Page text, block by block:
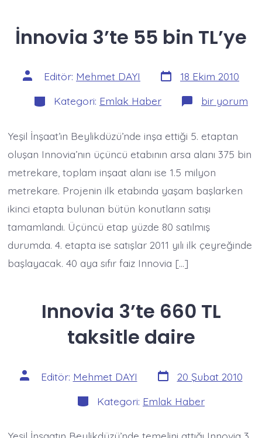
İnnovia 3’te 55 bin TL’ye
Yazının
yazarı
Editör: Mehmet DAYI Yazı
tarihi
18 Ekim 2010
Kategoriler
Kategori: Emlak Haber İnnovia
3’te
bin
TL’ye
için
bir yorum
Yeşil İnşaat’ın Beylikdüzü’nde inşa ettiği 5. etaptan
oluşan Innovia’nın üçüncü etabının arsa alanı 375 bin
metrekare, toplam inşaat alanı ise 1.5 milyon
metrekare. Projenin ilk etabında yaşam başlarken
ikinci etapta bulunan bütün konutların satışı
tamamlandı. Üçüncü etap yüzde 80 satılmış
durumda. 4. etapta ise satışlar 2011 yılı ilk çeyreğinde
başlayacak. 40 aya sıfır faiz Innovia […]
Innovia 3’te 660 TL
taksitle daire
Yazının
yazarı
Editör: Mehmet DAYI Yazı
tarihi
20 Şubat 2010
Kategoriler
Kategori: Emlak Haber